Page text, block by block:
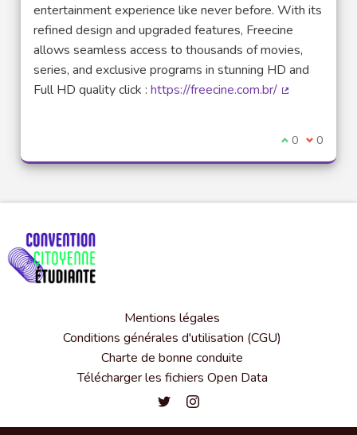
entertainment experience like never before. With its
refined design and upgraded features, Freecine
allows seamless access to thousands of movies,
series, and exclusive programs in stunning HD and
Full HD quality click : https://freecine.com.br/
Je suis
0 Je ne
0
Mentions légales
Conditions générales d'utilisation (CGU)
Charte de bonne conduite
Télécharger les fichiers Open Data
Convention citoyenne étudiante
Convention citoyenne